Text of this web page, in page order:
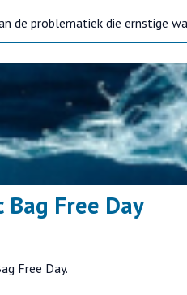
de problematiek die ernstige
Free Day
Free Day.